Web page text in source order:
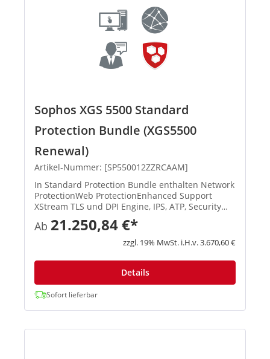
Sophos XGS 5500 Standard
Protection Bundle (XGS5500
Renewal)
Artikel-Nummer: [SP550012ZZRCAAM]
In Standard Protection Bundle enthalten Network
ProtectionWeb ProtectionEnhanced Support
XStream TLS und DPI Engine, IPS, ATP, Security
Heartbeat, SD-RED VPN, Reporting XStream TLS
und DPI Engine, Web Security und Web Control,
Ab 21.250,84 €*
zzgl. 19% MwSt. i.H.v. 3.670,60 €
Details
Sofort lieferbar